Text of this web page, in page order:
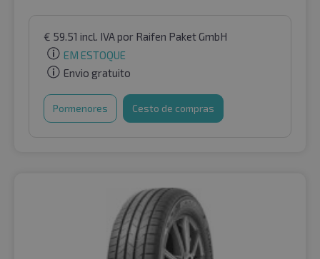
€ 59.51 incl. IVApor Raifen Paket GmbH
EM ESTOQUE
Envio gratuito
Pormenores Cesto de compras